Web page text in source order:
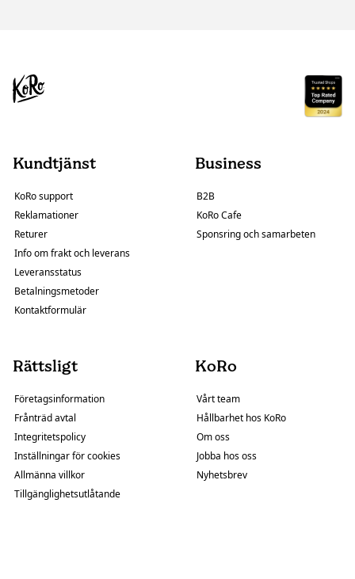
Kundtjänst
KoRo support
Reklamationer
Returer
Info om frakt och leverans
Leveransstatus
Betalningsmetoder
Kontaktformulär
Business
B2B
KoRo Cafe
Sponsring och samarbeten
Rättsligt
Företagsinformation
Frånträd avtal
Integritetspolicy
Inställningar för cookies
Allmänna villkor
Tillgänglighetsutlåtande
KoRo
Vårt team
Hållbarhet hos KoRo
Om oss
Jobba hos oss
Nyhetsbrev